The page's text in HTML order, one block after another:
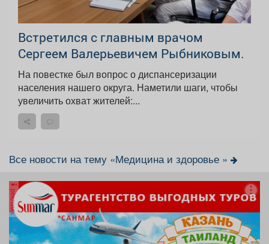
Встретился с главным врачом
Сергеем Валерьевичем Рыбниковым.
На повестке был вопрос о диспансеризации
населения нашего округа. Наметили шаги, чтобы
увеличить охват жителей:...
Все новости на тему «Медицина и здоровье »
реклама